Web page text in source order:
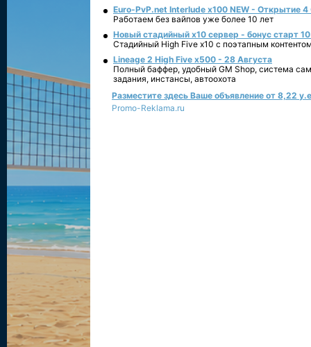
Euro-PvP.net Interlude х100 NEW - Открытие 4
Работаем без вайпов уже более 10 лет
Новый стадийный х10 сервер - бонус старт
Стадийный High Five x10 с поэтапным
Lineage 2 High Five x500 - 28 Августа
Полный баффер, удобный GM Shop, система
задания, инстансы, автоохота
Разместите здесь Ваше объявление от 8,22
Promo-Reklama.ru